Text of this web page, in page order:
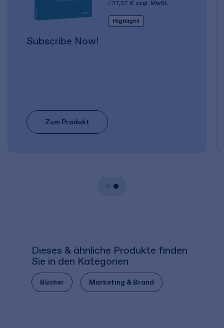
37,37 € zzgl. MwSt.
Highlight
Subscribe Now!
Zum Produkt
Dieses & ähnliche Produkte finden
Sie in den Kategorien
Bücher Marketing & Brand